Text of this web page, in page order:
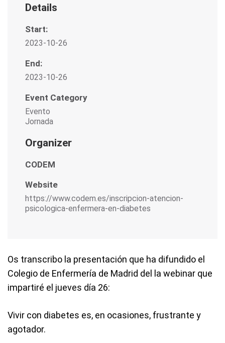
Details
Start:
2023-10-26
End:
2023-10-26
Event Category
Evento
Jornada
Organizer
CODEM
Website
https://www.codem.es/inscripcion-atencion-
psicologica-enfermera-en-diabetes
Os transcribo la presentación que ha difundido el
Colegio de Enfermería de Madrid del la webinar que
impartiré el jueves día 26:
Vivir con diabetes es, en ocasiones, frustrante y
agotador.